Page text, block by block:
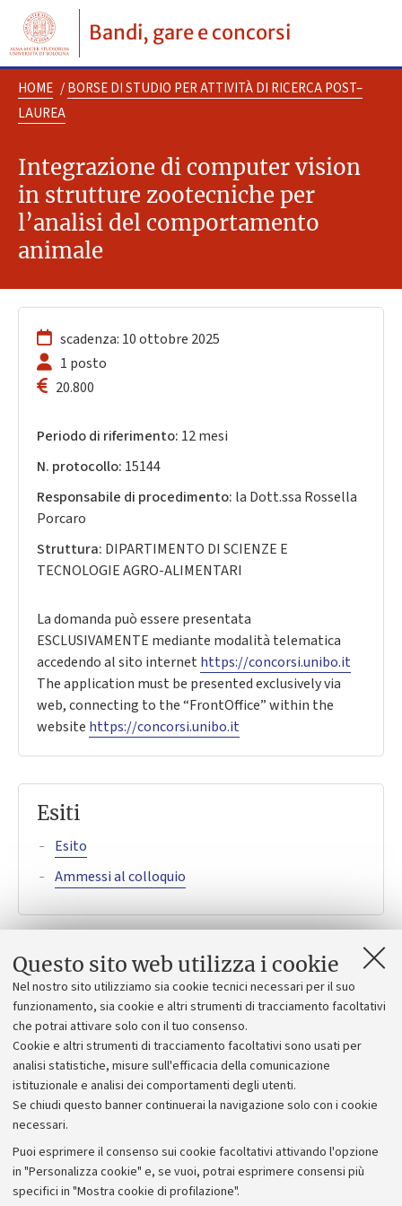
Questo sito web utilizza i cookie
Nel nostro sito utilizziamo sia cookie tecnici necessari per il suo
funzionamento, sia cookie e altri strumenti di tracciamento facoltativi
che potrai attivare solo con il tuo consenso.
Cookie e altri strumenti di tracciamento facoltativi sono usati per
analisi statistiche, misure sull'efficacia della comunicazione
istituzionale e analisi dei comportamenti degli utenti.
Se chiudi questo banner continuerai la navigazione solo con i cookie
necessari.
Puoi esprimere il consenso sui cookie facoltativi attivando l'opzione
in "Personalizza cookie" e, se vuoi, potrai esprimere consensi più
specifici in "Mostra cookie di profilazione".
Bandi, gare e concorsi
HOME / BORSE DI STUDIO PER ATTIVITÀ DI RICERCA POST–
LAUREA
Integrazione di computer vision
in strutture zootecniche per
l’analisi del comportamento
animale
scadenza: 10 ottobre 2025
1 posto
20.800
Periodo di riferimento: 12 mesi
N. protocollo: 15144
Responsabile di procedimento: la Dott.ssa Rossella
Porcaro
Struttura: DIPARTIMENTO DI SCIENZE E
TECNOLOGIE AGRO-ALIMENTARI
La domanda può essere presentata
ESCLUSIVAMENTE mediante modalità telematica
accedendo al sito internet https://concorsi.unibo.it
The application must be presented exclusively via
web, connecting to the “FrontOffice” within the
website https://concorsi.unibo.it
Esiti
Esito
Ammessi al colloquio
Bando
Bando
Oggetto della ricerca